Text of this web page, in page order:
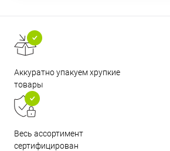
Аккуратно упакуем хрупкие
товары
Весь ассортимент
сертифицирован